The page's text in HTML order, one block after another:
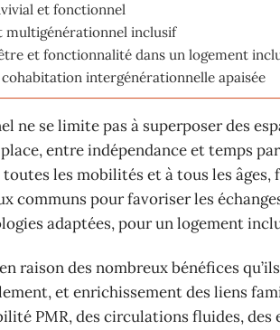
et fonctionnel
multigénérationnel inclusif
et fonctionnalité dans un logement
intergénérationnelle apaisée
se limite pas à superposer des
entre indépendance et temps
les mobilités et à tous les âges,
communs pour favoriser les
adaptées, pour un logement
raison des nombreux bénéfices
et enrichissement des liens
PMR, des circulations fluides,